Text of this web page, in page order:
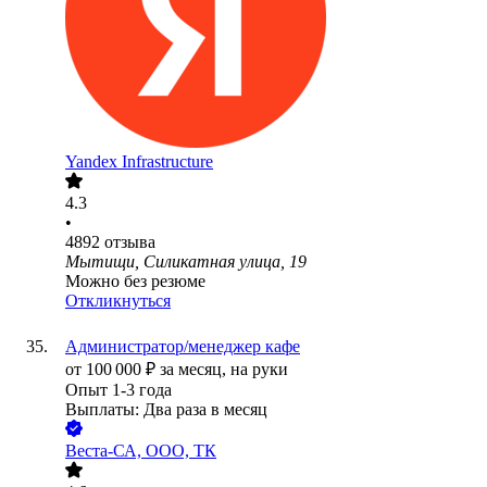
Yandex Infrastructure
4.3
•
4892 отзыва
Мытищи, Силикатная улица, 19
Можно без резюме
Откликнуться
Администратор/менеджер кафе
от 100 000 ₽ за месяц, на руки
Опыт 1-3 года
Выплаты: Два раза в месяц
Веста-СА, ООО, ТК